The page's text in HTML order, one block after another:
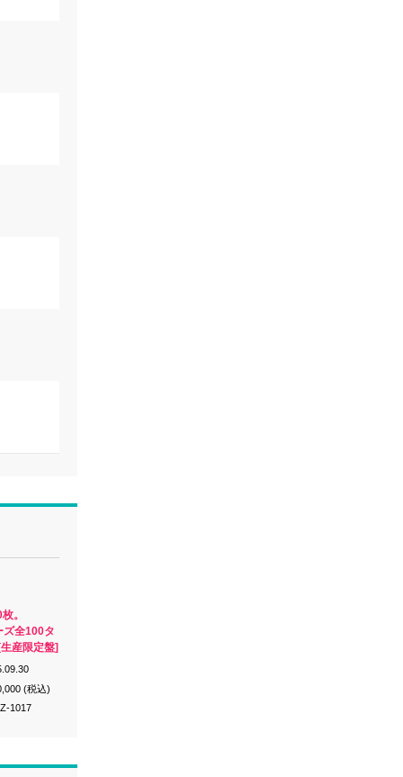
。
ズ全100タ
産限定盤]
(税込)
1017